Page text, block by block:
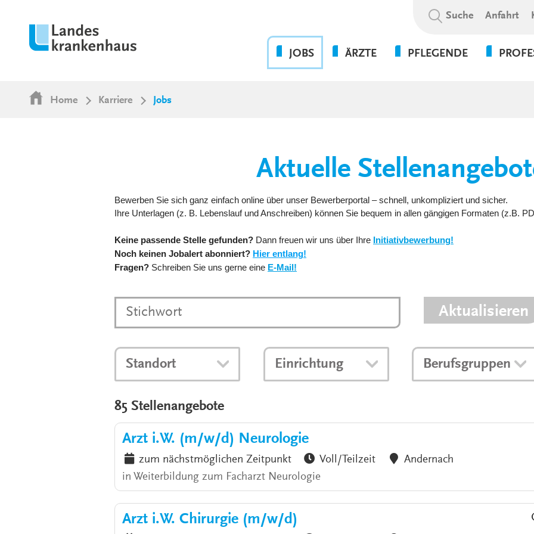
Suchbegriff:
Suche Anfahrt
JOBS
PRAKTIKUM
WEITERBILDUNG &
KULTUR & WERTE
VERANSTALTUNGEN
ÄRZTE
GESUNDHEITSEINRICHTUNGEN
PFLEGENDE
4-TAGE-WOCHE
FORT- UND WEITERBILDUNG
VERGÜTUNGEN &
ANSPRECHPARTNER DER
KLINIKEN UND
SERVICE
Home Karriere Jobs
Aktuelle
Bewerben Sie sich ganz einfach online über unser Bewerberportal – schnell, unkompliziert und sicher.
Ihre Unterlagen (z. B. Lebenslauf und Anschreiben) können Sie bequem in allen gängigen Formaten (z.B.
Keine passende Stelle gefunden? Dann freuen wir uns über Ihre Initiativbewerbung!
Noch keinen Jobalert abonniert? Hier entlang!
Fragen? Schreiben Sie uns gerne eine E-Mail!
Aktualisieren
Standort Einrichtung Berufsgruppen
85 Stellenangebote
Arzt i.W. (m/w/d) Neurologie
zum nächstmöglichen Zeitpunkt Voll/Teilzeit
Andernach
in Weiterbildung zum Facharzt Neurologie
Arzt i.W. Chirurgie (m/w/d)